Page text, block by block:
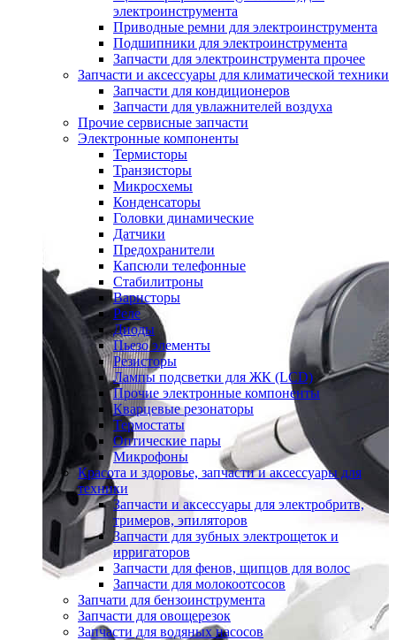
электроинструмента
Приводные ремни для электроинструмента
Подшипники для электроинструмента
Запчасти для электроинструмента прочее
Запчасти и аксессуары для климатической техники
Запчасти для кондиционеров
Запчасти для увлажнителей воздуха
Прочие сервисные запчасти
Электронные компоненты
Термисторы
Транзисторы
Микросхемы
Конденсаторы
Головки динамические
Датчики
Предохранители
Капсюли телефонные
Стабилитроны
Варисторы
Реле
Диоды
Пьезо элементы
Резисторы
Лампы подсветки для ЖК (LCD)
Прочие электронные компоненты
Кварцевые резонаторы
Термостаты
Оптические пары
Микрофоны
Красота и здоровье, запчасти и аксессуары для
техники
Запчасти и аксессуары для электробритв,
тримеров, эпиляторов
Запчасти для зубных электрощеток и
ирригаторов
Запчасти для фенов, щипцов для волос
Запчасти для молокоотсосов
Запчати для бензоинструмента
Запчасти для овощерезок
Запчасти для водяных насосов